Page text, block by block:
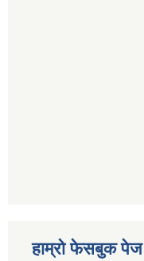
हाम्रो फेसबुक पेज